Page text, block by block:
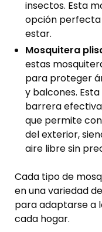
insectos. Esta
opción perfecta
estar.
Mosquitera
estas
para proteger
y balcones.
barrera
que permite
del exterior,
aire libre sin
Cada tipo de
en una variedad
para adaptarse a
cada hogar.